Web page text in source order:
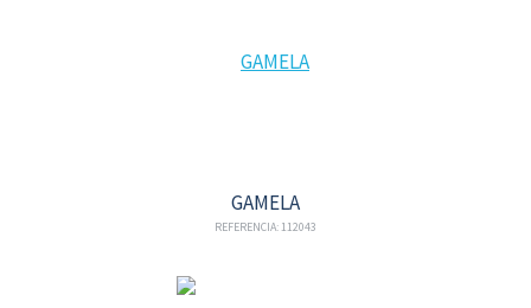
GAMELA
REFERENCIA: 112043